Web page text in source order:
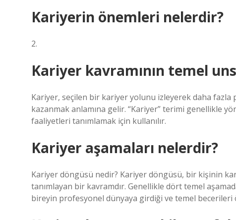
Kariyerin önemleri nelerdir?
2.
Kariyer kavramının temel
Kariyer, seçilen bir kariyer yolunu izleyerek daha
kazanmak anlamına gelir. “Kariyer” terimi genellikle
faaliyetleri tanımlamak için kullanılır.
Kariyer aşamaları nelerdir?
Kariyer döngüsü nedir? Kariyer döngüsü, bir kişinin
tanımlayan bir kavramdır. Genellikle dört temel
bireyin profesyonel dünyaya girdiği ve temel becerileri